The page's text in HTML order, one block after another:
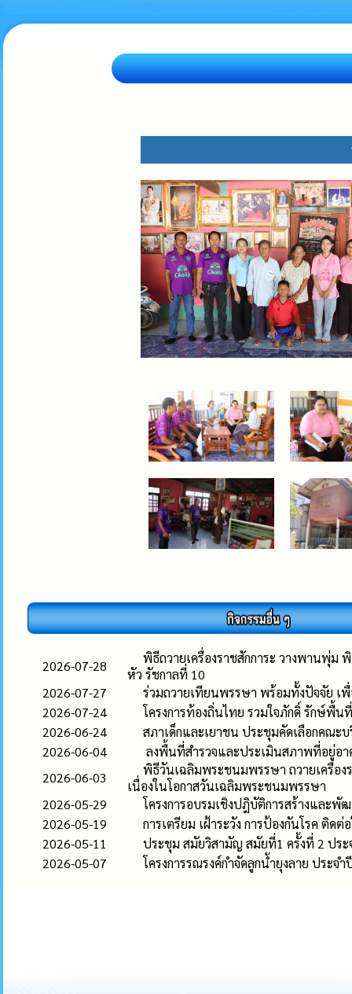
2026-07-28
พิธีถวายเครื่องราชสักการะ วางพานพุ่ม
หัว รัชกาลที่ 10
2026-07-27
ร่วมถวายเทียนพรรษา พร้อมทั้งปัจจัย เ
2026-07-24
โครงการท้องถิ่นไทย รวมใจภักดิ์ รักษ์พื้น
2026-06-24
สภาเด็กและเยาชน ประชุมคัดเลือกคณะ
2026-06-04
ลงพื้นที่สำรวจและประเมินสภาพที่อยู่อ
2026-06-03
พิธีวันเฉลิมพระชนมพรรษา ถวายเครื่อ
เนื่องในโอกาสวันเฉลิมพระชนมพรรษา
2026-05-29
โครงการอบรมเชิงปฎิบัติการสร้างแล
2026-05-19
การเตรียม เฝ้าระวัง การป้องกันโรค ติด
2026-05-11
ประชุม สมัยวิสามัญ สมัยที่1 ครั้งที่ 2 ปร
2026-05-07
โครงการรณรงค์กำจัดลูกน้ำยุงลาย ประจ